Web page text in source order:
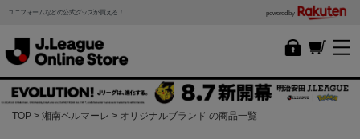
ユニフォームなどの公式グッズが買える！ powered by
TOP 湘南ベルマーレ オリジナルブランド の商品一覧